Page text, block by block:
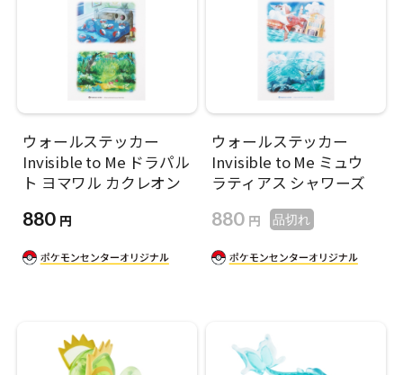
ウォールステッカー
Invisible to Me ドラパル
ト ヨマワル カクレオン
880 円
ウォールステッカー
Invisible to Me ミュウ
ラティアス シャワーズ
880 円 品切れ